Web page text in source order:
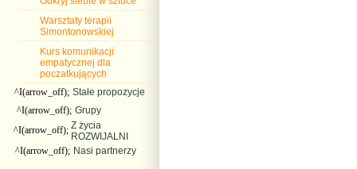
Warsztaty terapii
Simontonowskiej
Kurs komunikacji
empatycznej dla
poczatkujących
^I(arrow_off); Stałe propozycje
^I(arrow_off); Grupy
^I(arrow_off); Z życia
ROZWIJALNI
^I(arrow_off); Nasi partnerzy